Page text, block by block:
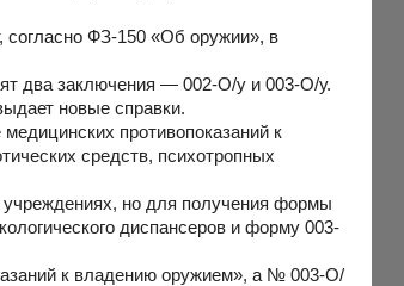
согласно ФЗ-150 «Об оружии», в
два заключения — 002-О/у и 003-О/у.
новые справки.
противопоказаний к
средств, психотропных
учреждениях, но для получения формы
диспансеров и форму 003-
к владению оружием», а № 003-О/